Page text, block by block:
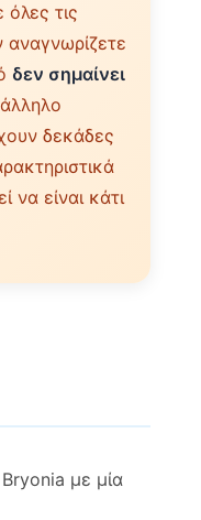
τις
αναγνωρίζετε
δεν σημαίνει
δεκάδες
να είναι κάτι
με μία